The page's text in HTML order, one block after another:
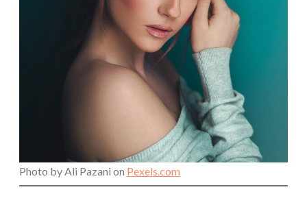
Photo by Ali Pazani on Pexels.com